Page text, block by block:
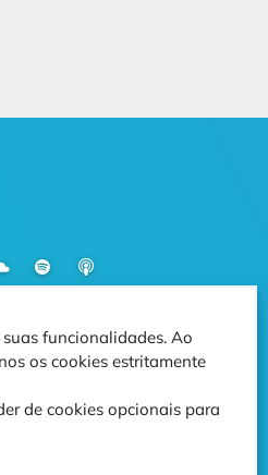
funcionalidades. Ao
os cookies estritamente
de cookies opcionais para